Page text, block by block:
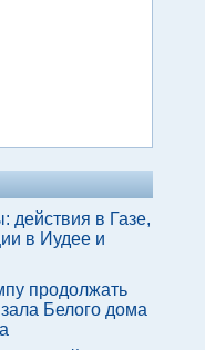
действия в Газе,
в Иудее и
продолжать
Белого дома